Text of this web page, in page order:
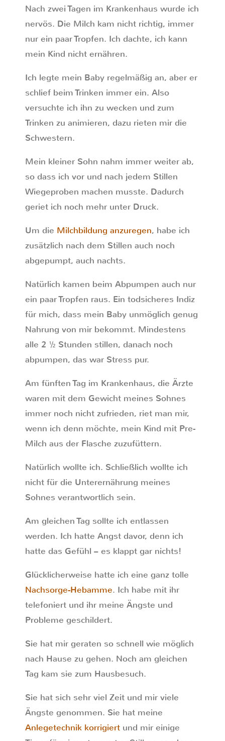
Nach zwei Tagen im Krankenhaus wurde ich
nervös. Die Milch kam nicht richtig, immer
nur ein paar Tropfen. Ich dachte, ich kann
mein Kind nicht ernähren.
Ich legte mein Baby regelmäßig an, aber er
schlief beim Trinken immer ein. Also
versuchte ich ihn zu wecken und zum
Trinken zu animieren, dazu rieten mir die
Schwestern.
Mein kleiner Sohn nahm immer weiter ab,
so dass ich vor und nach jedem Stillen
Wiegeproben machen musste. Dadurch
geriet ich noch mehr unter Druck.
Um die Milchbildung anzuregen, habe ich
zusätzlich nach dem Stillen auch noch
abgepumpt, auch nachts.
Natürlich kamen beim Abpumpen auch nur
ein paar Tropfen raus. Ein todsicheres Indiz
für mich, dass mein Baby unmöglich genug
Nahrung von mir bekommt. Mindestens
alle 2 ½ Stunden stillen, danach noch
abpumpen, das war Stress pur.
Am fünften Tag im Krankenhaus, die Ärzte
waren mit dem Gewicht meines Sohnes
immer noch nicht zufrieden, riet man mir,
wenn ich denn möchte, mein Kind mit Pre-
Milch aus der Flasche zuzufüttern.
Natürlich wollte ich. Schließlich wollte ich
nicht für die Unterernährung meines
Sohnes verantwortlich sein.
Am gleichen Tag sollte ich entlassen
werden. Ich hatte Angst davor, denn ich
hatte das Gefühl – es klappt gar nichts!
Glücklicherweise hatte ich eine ganz tolle
Nachsorge-Hebamme. Ich habe mit ihr
telefoniert und ihr meine Ängste und
Probleme geschildert.
Sie hat mir geraten so schnell wie möglich
nach Hause zu gehen. Noch am gleichen
Tag kam sie zum Hausbesuch.
Sie hat sich sehr viel Zeit und mir viele
Ängste genommen. Sie hat meine
Anlegetechnik korrigiert und mir einige